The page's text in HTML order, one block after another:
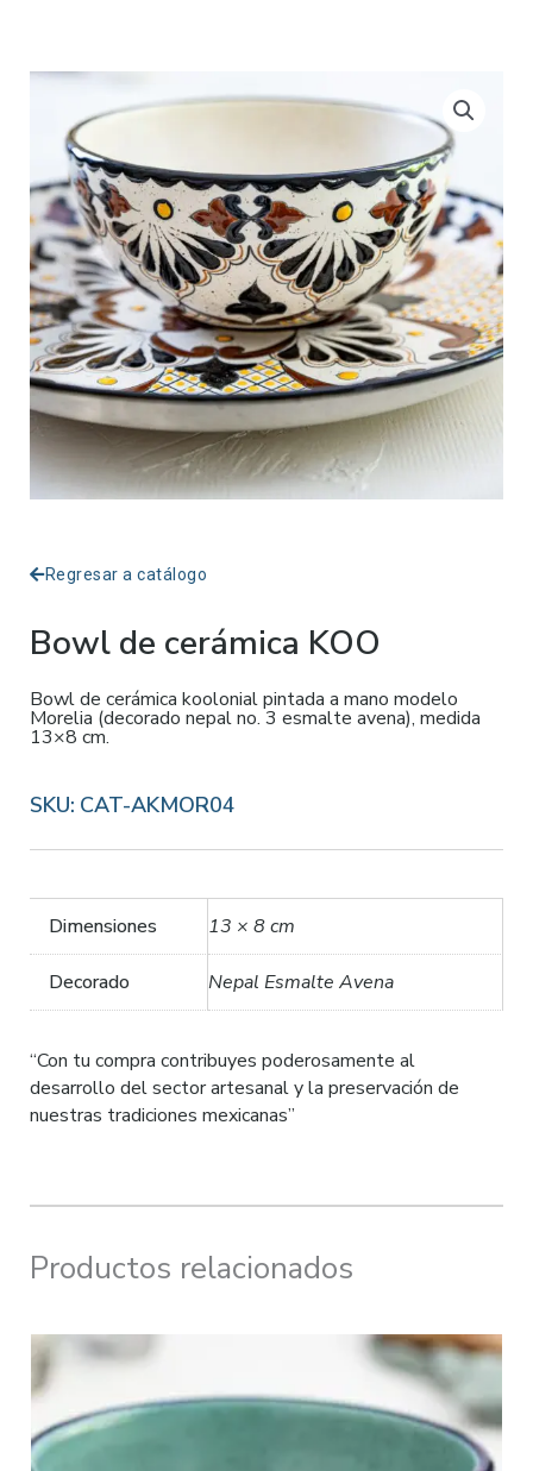
Regresar a catálogo
Bowl de cerámica KOO
Bowl de cerámica koolonial pintada a mano modelo
Morelia (decorado nepal no. 3 esmalte avena), medida
13×8 cm.
SKU: CAT-AKMOR04
Dimensiones 13 × 8 cm
Decorado Nepal Esmalte Avena
“Con tu compra contribuyes poderosamente al
desarrollo del sector artesanal y la preservación de
nuestras tradiciones mexicanas”
Productos relacionados